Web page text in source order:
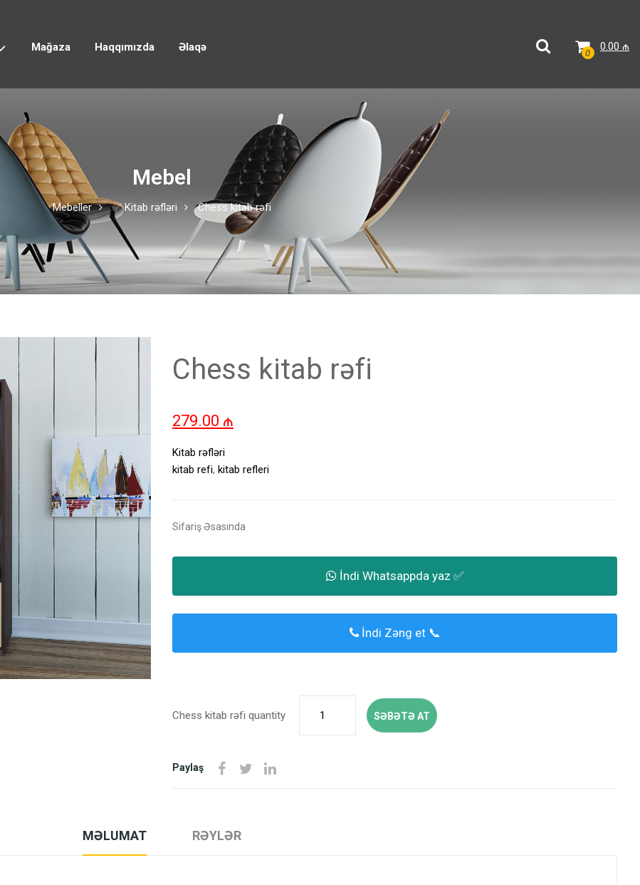
Mağaza Haqqımızda Əlaqə 0.00 ₼
0
Mebel
Mebeller ✅ Kitab rəfləri Chess kitab rəfi
Chess kitab rəfi
279.00 ₼
Kitab rəfləri
kitab refi, kitab refleri
Sifariş Əsasında
İndi Whatsappda yaz ✅
İndi Zəng et 📞
Chess kitab rəfi quantity SƏBƏTƏ AT
Paylaş
MƏLUMAT RƏYLƏR